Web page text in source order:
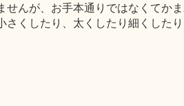
んが、お手本通りではなくてかま
くしたり、太くしたり細くした